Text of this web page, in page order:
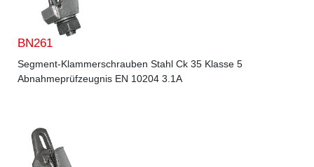
BN261
Segment-Klammerschrauben Stahl Ck 35 Klasse 5
Abnahmeprüfzeugnis EN 10204 3.1A